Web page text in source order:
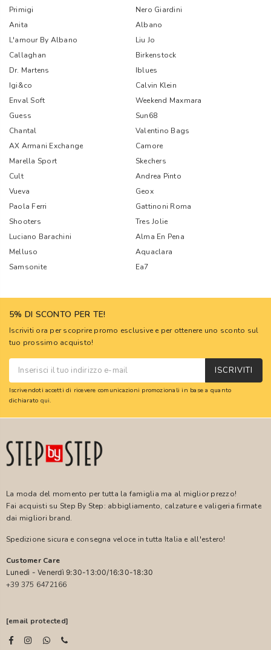
Primigi
Nero Giardini
Anita
Albano
L'amour By Albano
Liu Jo
Callaghan
Birkenstock
Dr. Martens
Iblues
Igi&co
Calvin Klein
Enval Soft
Weekend Maxmara
Guess
Sun68
Chantal
Valentino Bags
AX Armani Exchange
Camore
Marella Sport
Skechers
Cult
Andrea Pinto
Vueva
Geox
Paola Ferri
Gattinoni Roma
Shooters
Tres Jolie
Luciano Barachini
Alma En Pena
Melluso
Aquaclara
Samsonite
Ea7
5% DI SCONTO PER TE!
Iscriviti ora per scoprire promo esclusive e per ottenere uno sconto sul
tuo prossimo acquisto!
ISCRIVITI
Iscrivendoti accetti di ricevere comunicazioni promozionali in base a quanto
dichiarato qui.
La moda del momento per tutta la famiglia ma al miglior prezzo!
Fai acquisti su Step By Step: abbigliamento, calzature e valigeria firmate
dai migliori brand.
Spedizione sicura e consegna veloce in tutta Italia e all'estero!
Customer Care
Lunedì - Venerdì 9:30-13:00/16:30-18:30
+39 375 6472166
[email protected]